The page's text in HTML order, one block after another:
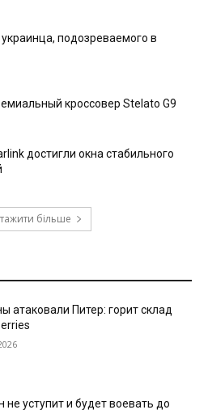
подозреваемого в
кроссовер Stelato G9
достигли окна стабильного
більше
атаковали Питер: горит склад
не уступит и будет воевать до